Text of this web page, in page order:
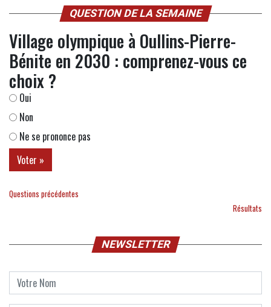
QUESTION DE LA SEMAINE
Village olympique à Oullins-Pierre-
Bénite en 2030 : comprenez-vous ce
choix ?
Oui
Non
Ne se prononce pas
Questions précédentes
Résultats
NEWSLETTER